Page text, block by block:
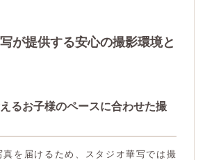
が提供する安心の撮影環境と
るお子様のペースに合わせた撮
を届けるため、スタジオ華写では撮